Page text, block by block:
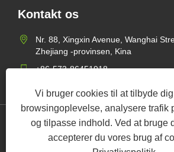
Vi bruger cookies til at tilbyde
browsingoplevelse, analysere trafik
og tilpasse indhold. Ved at bruge
accepterer du vores brug af
Kontakt os
Nr. 88, Xingxin Avenue, Wanghai
Zhejiang -provinsen, Kina
+86-573-86451918